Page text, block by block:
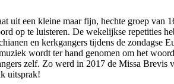
uit een kleine maar fijn, hechte groep
op te luisteren. De wekelijkse repetities
en kerkgangers tijdens de
wordt ter hand genomen om het
zelf. Zo werd in 2017 de Missa
uitsprak!